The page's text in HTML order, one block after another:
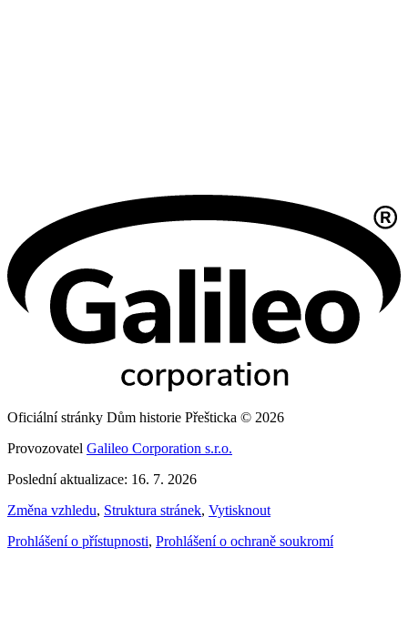
Oficiální stránky Dům historie Přešticka © 2026
Provozovatel Galileo Corporation s.r.o.
Poslední aktualizace: 16. 7. 2026
Změna vzhledu, Struktura stránek, Vytisknout
Prohlášení o přístupnosti, Prohlášení o ochraně soukromí